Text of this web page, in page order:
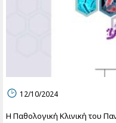
12/10/2024
Η Παθολογική Κλινική του